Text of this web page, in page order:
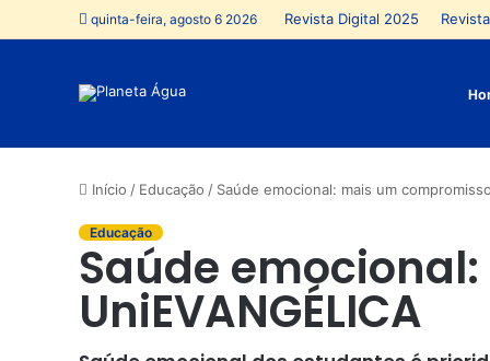
quinta-feira, agosto 6 2026 Revista Digital 2025
Início / Educação / Saúde emocional: mais um
Educação
Saúde
UniEVANGÉLICA